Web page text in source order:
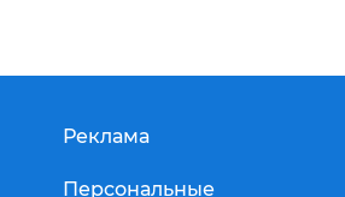
Реклама
Персональные